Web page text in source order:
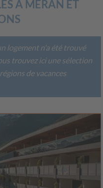
À MERAN ET
logement n'a été trouvé
trouvez ici une sélection
de vacances